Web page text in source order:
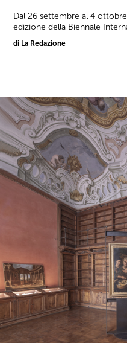
Dal 26 settembre al 4
edizione della Biennale
di La Redazione